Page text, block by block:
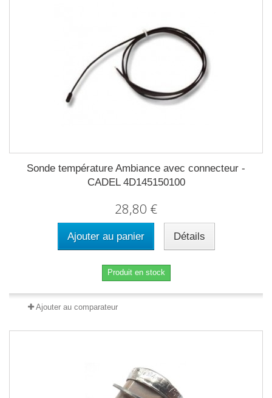
Sonde température Ambiance avec connecteur -
CADEL 4D145150100
28,80 €
Ajouter au panier Détails
Produit en stock
Ajouter au comparateur